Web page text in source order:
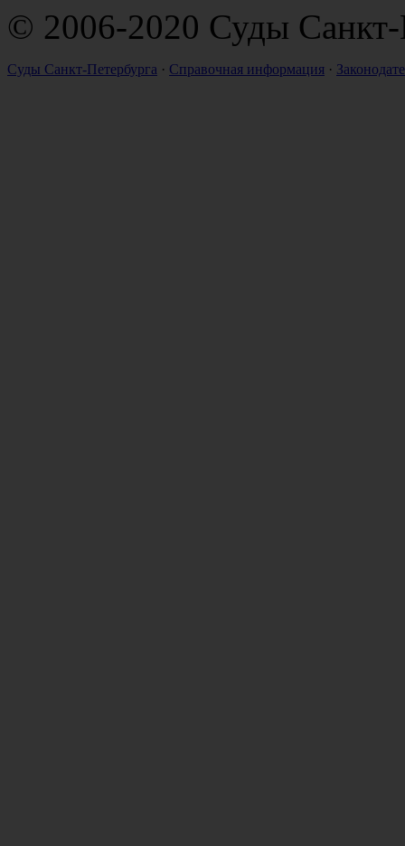
© 2006-2020 Суды Санкт-
Суды Санкт-Петербурга · Справочная информация ·